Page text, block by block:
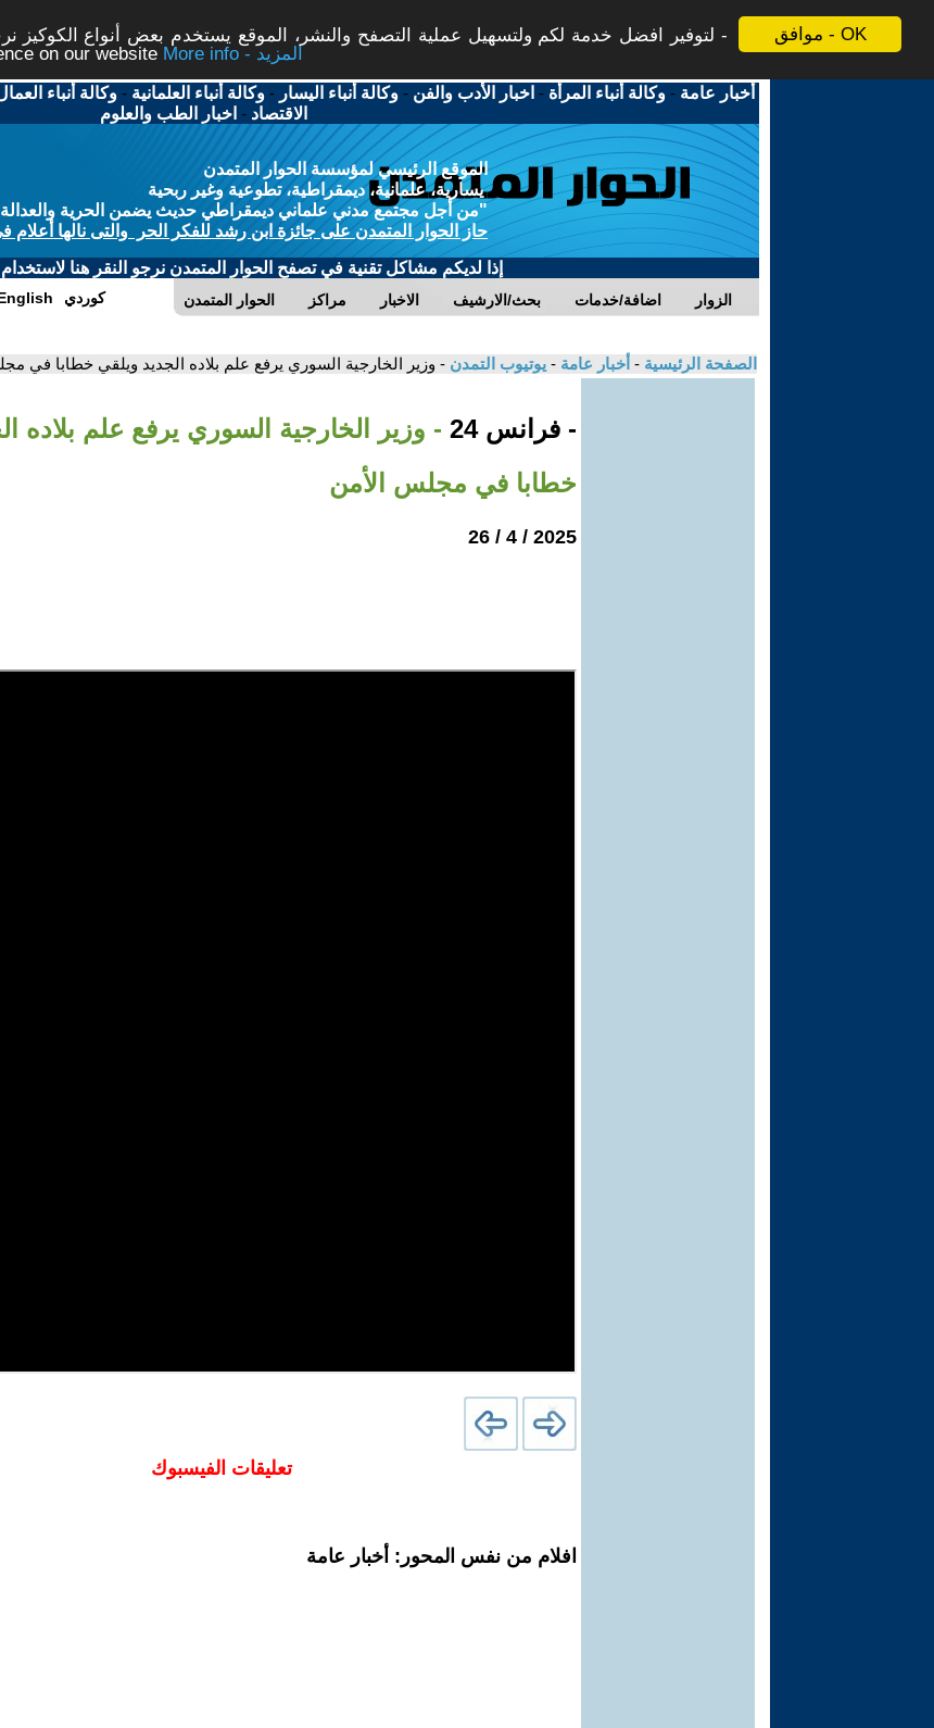
موافق - OK
لتوفير افضل خدمة لكم ولتسهيل عملية التصفح والنشر، الموقع يستخدم بعض أنواع الكوكيز
on our website
More info - المزيد
أخبار عامة -وكالة أنباء المرأة - اخبار الأدب والفن -وكالة أنباء اليسار -وكالة أنباء العلمانية -وكالة أنباء
الاقتصاد - اخبار الطب والعلوم
الموقع الرئيسي لمؤسسة الحوار المتمدن
يسارية، علمانية، ديمقراطية، تطوعية وغير ربحية
"من أجل مجتمع مدني علماني ديمقراطي حديث يضمن الحرية والعدالة
حاز الحوار المتمدن على جائزة ابن رشد للفكر الحر والتى نالها أعلام
إذا لديكم مشاكل تقنية في تصفح الحوار المتمدن نرجو النقر هنا لاستخدام
الحوار المتمدن مراكز الاخبار بحث/الارشيف اضافة/خدمات الزوار كوردي
الصفحة الرئيسية - أخبار عامة - يوتيوب التمدن - وزير الخارجية السوري يرفع علم بلاده الجديد ويلقي خطابا في
- فرانس 24
- وزير الخارجية السوري يرفع علم بلاده
خطابا في مجلس الأمن
2025 / 4 / 26
تعليقات الفيسبوك
افلام من نفس المحور: أخبار عامة